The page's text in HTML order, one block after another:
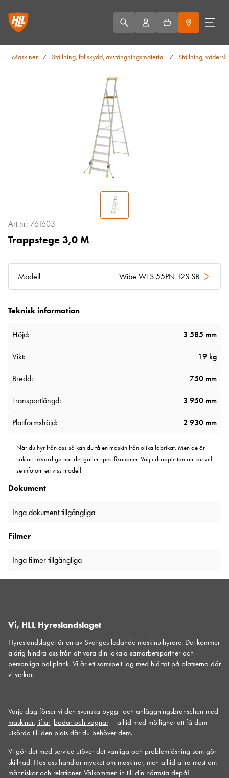
Maskiner / Ställning, fallskydd, avstängningsmaterial / Ställning,
Art.nr: 761603
Trappstege 3,0 M
Modell Wibe WTS 55PN 12S SB
Teknisk information
Höjd: 3 585 mm
Vikt: 19 kg
Bredd: 750 mm
Transportlängd: 3 950 mm
Plattformshöjd: 2 930 mm
När du hyr från oss så kan du få en maskin från olika fabrikat. Men de är
såklart likvärdiga när det gäller specifikationer. Välj i dropplistan om du vill
se info om en viss modell.
Dokument
Inga dokument tillgängliga
Filmer
Inga filmer tillgängliga
Vi, HLL Hyreslandslaget
Hyreslandslaget är en av Sveriges ledande maskinuthyrare. Det kommer
aldrig hindra oss från att vara din lokala samarbetspartner och
personliga bollplank. Vi är ett samspelt lag med hjärtat på platserna där
vi verkar.
Varje dag förser vi den svenska bygg- och anläggningsbranschen med
maskiner, liftar, bodar och vagnar– alltid med möjlighet att få dem
utkörda till den plats där du behöver dem.
Vi gör det med service utöver det vanliga och problemlösning som gör
skillnad. Hos oss handlar mycket om maskiner, men alltid allra mest om
människor och relationer. Välkommen in till din närmsta depå!